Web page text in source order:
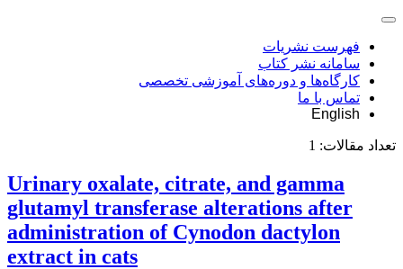
فهرست نشریات
سامانه نشر کتاب
کارگاه‌ها و دوره‌های آموزشی تخصصی
تماس با ما
English
تعداد مقالات: 1
Urinary oxalate, citrate, and gamma
glutamyl transferase alterations after
administration of Cynodon dactylon
extract in cats